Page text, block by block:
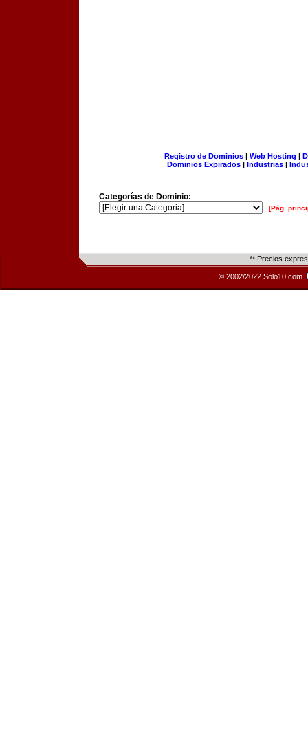
Registro de Dominios| Web Hosting |
Dominios Expirados | Industrias |
Categorías de Dominio:
[Pág.
** Precios
© 2002/2022 Solo10.com